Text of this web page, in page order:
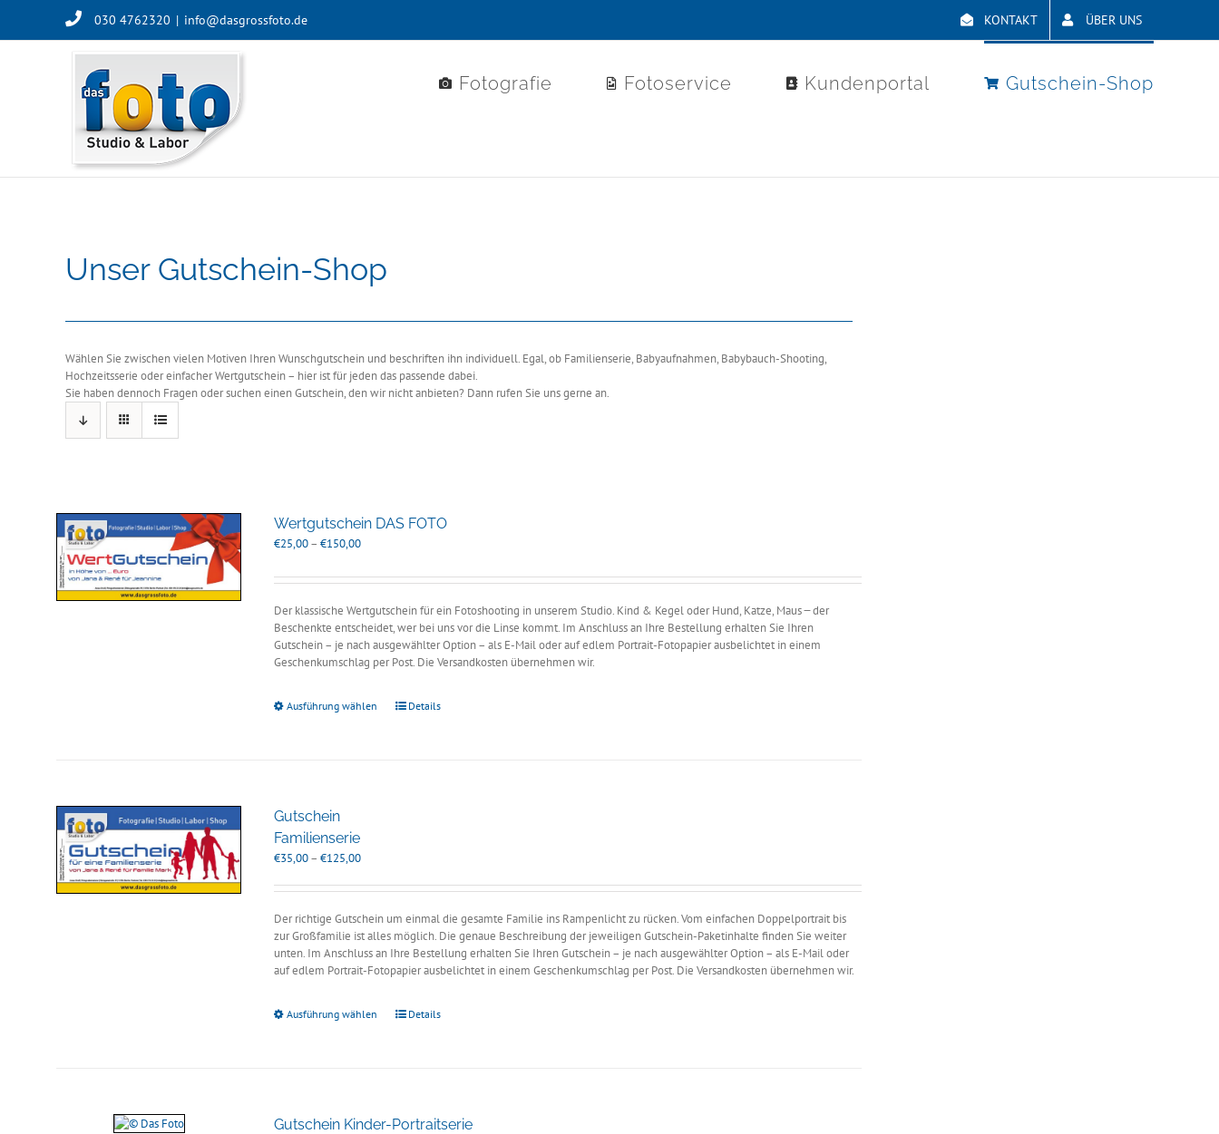
content
030 4762320 | info@dasgrossfoto.de KONTAKT ÜBER UNS
Fotografie Fotoservice Kundenportal Gutschein-Shop
Unser Gutschein-Shop
Wählen Sie zwischen vielen Motiven Ihren Wunschgutschein und beschriften ihn individuell. Egal, ob Familienserie, Babyaufnahmen, Babybauch-Shooting,
Hochzeitsserie oder einfacher Wertgutschein – hier ist für jeden das passende dabei.
Sie haben dennoch Fragen oder suchen einen Gutschein, den wir nicht anbieten? Dann rufen Sie uns gerne an.
Wertgutschein DAS FOTO
€25,00– €150,00Preisspanne:
bis
Der klassische Wertgutschein für ein Fotoshooting in unserem Studio. Kind & Kegel oder Hund, Katze, Maus ̶̶̶ der
Beschenkte entscheidet, wer bei uns vor die Linse kommt. Im Anschluss an Ihre Bestellung erhalten Sie Ihren
Gutschein – je nach ausgewählter Option – als E-Mail oder auf edlem Portrait-Fotopapier ausbelichtet in einem
Geschenkumschlag per Post. Die Versandkosten übernehmen wir.
Ausführung wählen Details
Gutschein
Familienserie
€35,00– €125,00Preisspanne:
bis
Der richtige Gutschein um einmal die gesamte Familie ins Rampenlicht zu rücken. Vom einfachen Doppelportrait bis
zur Großfamilie ist alles möglich. Die genaue Beschreibung der jeweiligen Gutschein-Paketinhalte finden Sie weiter
unten. Im Anschluss an Ihre Bestellung erhalten Sie Ihren Gutschein – je nach ausgewählter Option – als E-Mail oder
auf edlem Portrait-Fotopapier ausbelichtet in einem Geschenkumschlag per Post. Die Versandkosten übernehmen wir.
Ausführung wählen Details
Gutschein Kinder-Portraitserie